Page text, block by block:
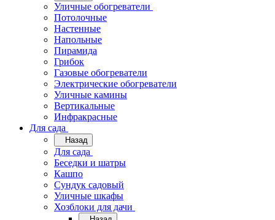
Уличные обогреватели
Потолочные
Настенные
Напольные
Пирамида
Грибок
Газовые обогреватели
Электрические обогреватели
Уличные камины
Вертикальные
Инфракрасные
Для сада
Назад
Для сада
Беседки и шатры
Кашпо
Сундук садовый
Уличные шкафы
Хозблоки для дачи